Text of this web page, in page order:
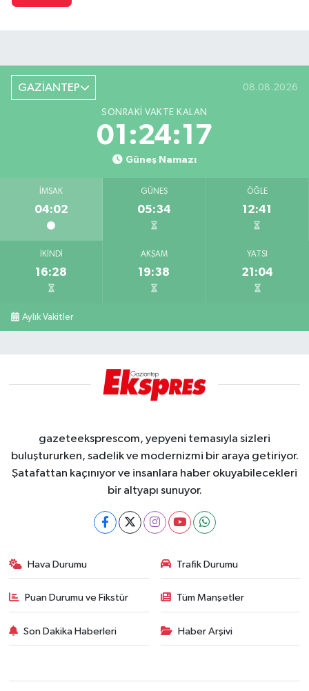
GAZİANTEP 08.08.2026
SONRAKI VAKTE KALAN
01:24:16
Güneş Namazı
İMSAK
04:02
GÜNEŞ
05:34
ÖĞLE
12:41
İKINDI
16:28
AKŞAM
19:38
YATSI
21:04
Aylık Vakitler
gazeteeksprescom, yepyeni temasıyla sizleri
buluştururken, sadelik ve modernizmi bir araya getiriyor.
Şatafattan kaçınıyor ve insanlara haber okuyabilecekleri
bir altyapı sunuyor.
Hava Durumu Trafik Durumu
Puan Durumu ve Fikstür Tüm Manşetler
Son Dakika Haberleri Haber Arşivi